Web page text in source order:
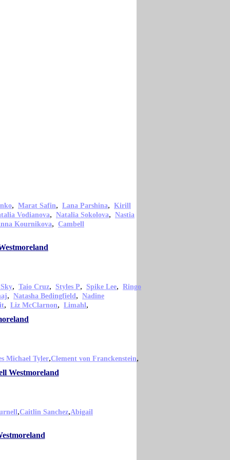
, Marat Safin, Lana Parshina, Kirill
Vodianova, Natalia Sokolova, Nastia
Kournikova, Cambell
, Taio Cruz, Styles P, Spike Lee, Ringo
, Natasha Bedingfield, Nadine
, Liz McClarnon, Limahl,
Michael Tyler,Clement von Franckenstein,
Westmoreland
,Caitlin Sanchez,Abigail